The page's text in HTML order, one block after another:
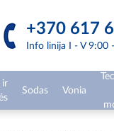
+370 617
Info linija I - V 9:00
ir
Sodas Vonia